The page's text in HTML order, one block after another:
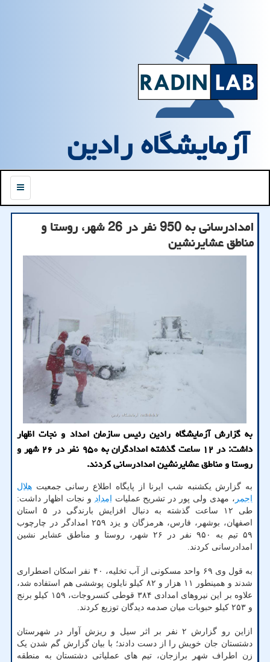
آزمایشگاه رادین
منو
امدادرسانی به 950 نفر در 26 شهر، روستا و
مناطق عشایرنشین
به گزارش آزمایشگاه رادین رئیس سازمان امداد و نجات اظهار
داشت: در ۱۲ ساعت گذشته امدادگران به ۹۵۰ نفر در ۲۶ شهر و
روستا و مناطق عشایرنشین امدادرسانی کردند.
به گزارش یکشنبه شب ایرنا از پایگاه اطلاع رسانی جمعیت هلال
احمر ، مهدی ولی پور در تشریح عملیات امداد و نجات اظهار داشت:
طی ۱۲ ساعت گذشته به دنبال افزایش بارندگی در ۵ استان
اصفهان، بوشهر، فارس، هرمزگان و یزد ۲۵۹ امدادگر در چارچوب
۵۹ تیم به ۹۵۰ نفر در ۲۶ شهر، روستا و مناطق عشایر نشین
امدادرسانی کردند.
به قول وی ۶۹ واحد مسکونی از آب تخلیه، ۴۰ نفر اسکان اضطراری
شدند و همینطور ۱۱ هزار و ۸۲ کیلو نایلون پوششی هم استفاده شد،
علاوه بر این نیروهای امدادی ۳۸۴ قوطی کنسروجات، ۱۵۹ کیلو برنج
و ۲۵۳ کیلو حبوبات میان صدمه دیدگان توزیع کردند.
ازاین رو گزارش ۲ نفر بر اثر سیل و ریزش آوار در شهرستان
دشتستان جان خویش را از دست دادند؛ با بیان گزارش گم شدن یک
زن اطراف شهر برازجان، تیم های عملیاتی دشتستان به منطقه